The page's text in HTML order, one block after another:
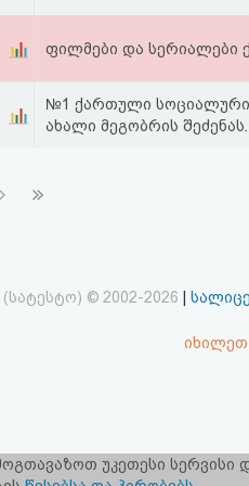
ფილმები და სერიალები
№1 ქართული სოციალური
ახალი მეგობრის შეძენას.
(სატესტო) © 2002-2026
იხილეთ
უკეთესი